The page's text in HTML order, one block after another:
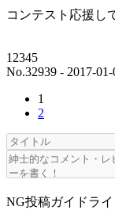
コンテスト応援し
12345
No.32939 - 2017-
1
2
NG投稿ガイドラ